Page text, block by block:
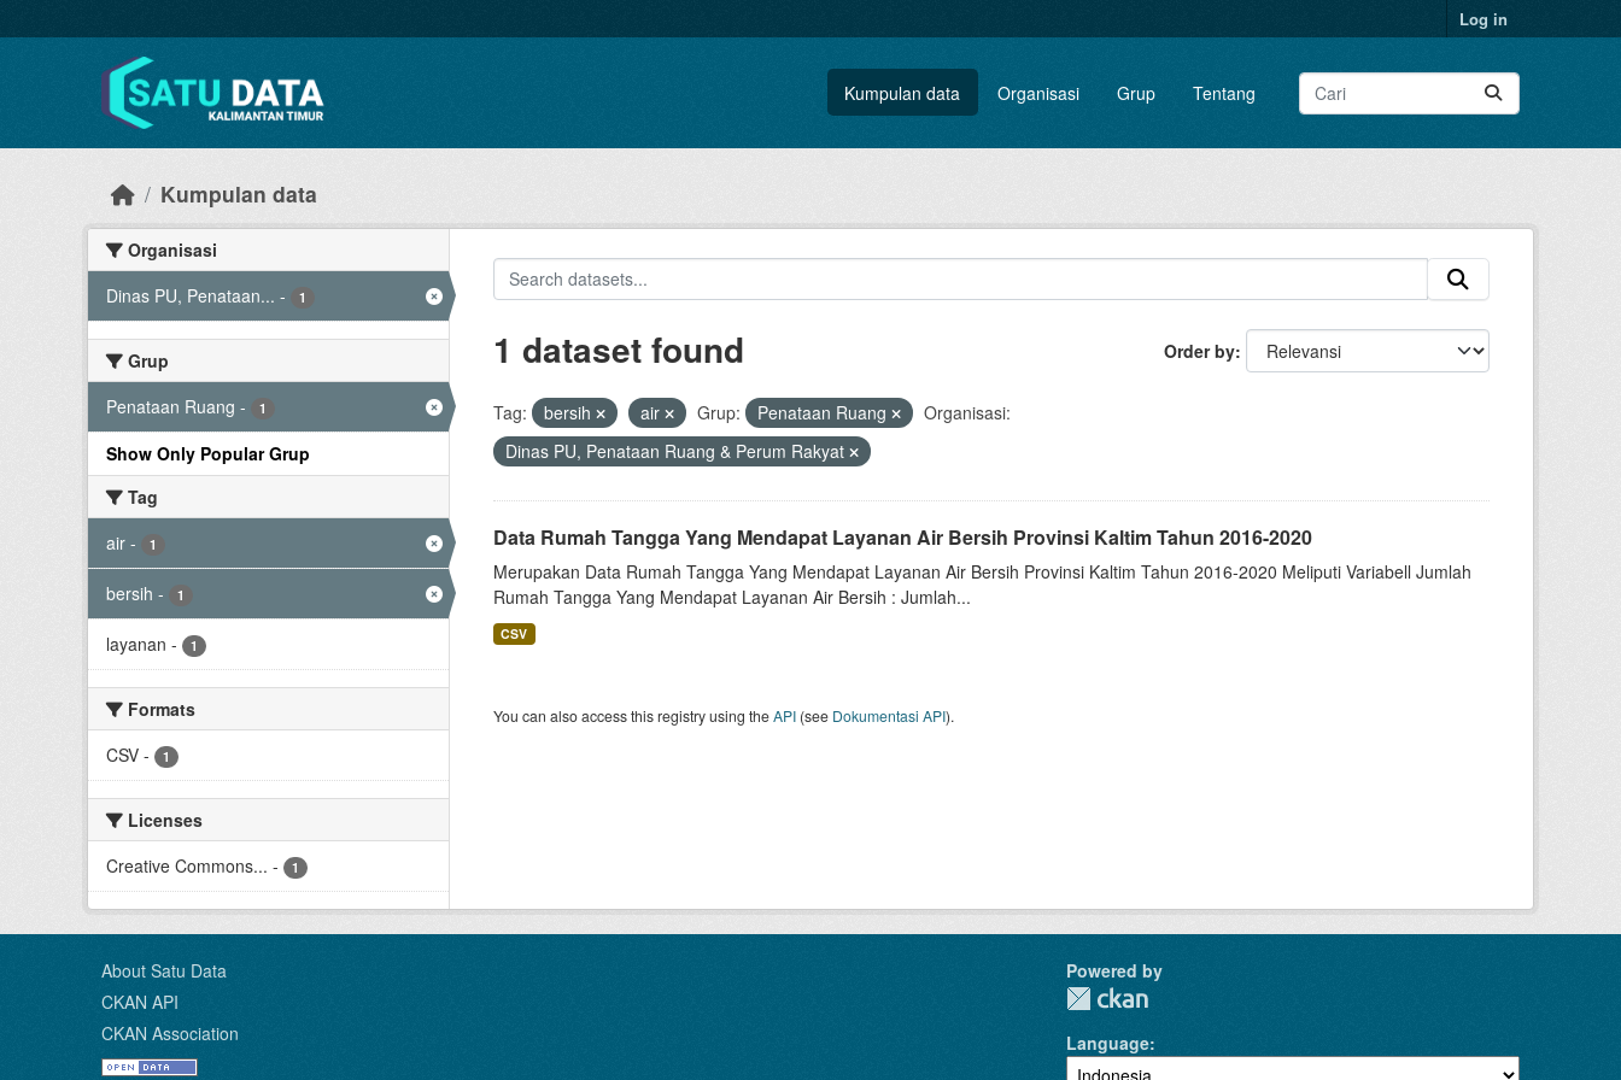
Log in
Kumpulan data Organisasi Grup Tentang
Kumpulan data
Organisasi
Dinas PU, Penataan... - 1
Grup
Penataan Ruang - 1
Show Only Popular Grup
Tag
air - 1
bersih - 1
layanan - 1
Formats
CSV - 1
Licenses
Creative Commons... - 1
Order by
1 dataset found
Tag: bersih air Grup: Penataan Ruang
Organisasi:
Dinas PU, Penataan Ruang & Perum Rakyat
Data Rumah Tangga Yang Mendapat Layanan Air Bersih Provinsi Kaltim Tahun 2016-2020
Merupakan Data Rumah Tangga Yang Mendapat Layanan Air Bersih Provinsi Kaltim Tahun 2016-2020 Meliputi Variabell Jumlah
Rumah Tangga Yang Mendapat Layanan Air Bersih : Jumlah...
CSV
You can also access this registry using theAPI(see Dokumentasi API).
About Satu Data
CKAN API
CKAN Association
Powered by
Language